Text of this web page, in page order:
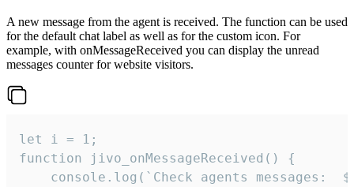
A new message from the agent is received. The function can be used
for the default chat label as well as for the custom icon. For
example, with onMessageReceived you can display the unread
messages counter for website visitors.
let i = 1;
function jivo_onMessageReceived() {